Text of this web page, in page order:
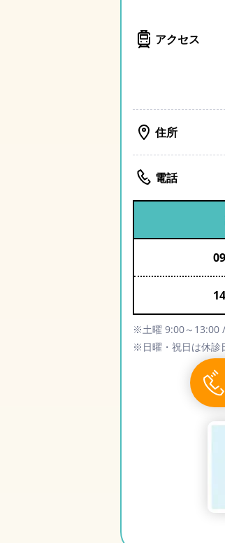
アクセス
住所
電話
※土曜 9:00～13:00
※日曜・祝日は休診